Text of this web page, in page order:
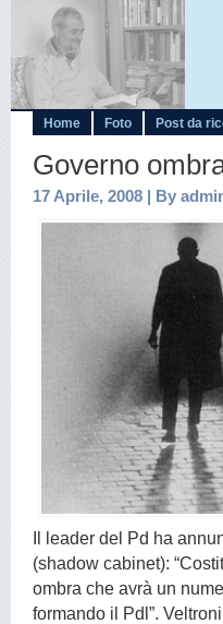
Home Foto Post da
Governo
17 Aprile, 2008 | By
Il leader del Pd ha
(shadow cabinet):
ombra che avrà un
formando il Pdl”.